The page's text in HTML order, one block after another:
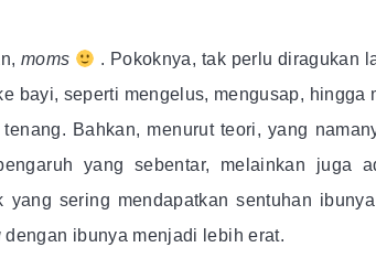
moms
. Pokoknya, tak perlu diragukan
bayi, seperti mengelus, mengusap, hingga
Bahkan, menurut teori, yang
yang sebentar, melainkan juga
yang sering mendapatkan sentuhan
dengan ibunya menjadi lebih erat.